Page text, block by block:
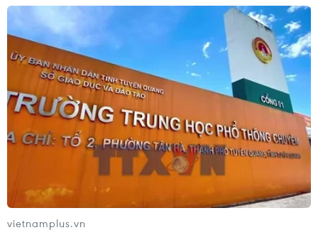
Nước Mỹ vẫn là điểm đến du lịch hấp dẫn
đối với du khách
07/06/2017 11:00
Báo cáo mới nhất vừa được Hiệp hội lữ hành Mỹ công
bố cho thấy lượng khách du lịch quốc tế đến Mỹ trong
tháng 4 đã tăng 4% so với cùng kỳ năm trước.
vietnamplus.vn